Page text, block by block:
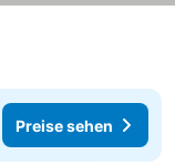
Preise sehen